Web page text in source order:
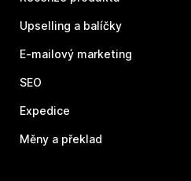
Upselling a balíčky
E-mailový marketing
SEO
Expedice
Měny a překlad